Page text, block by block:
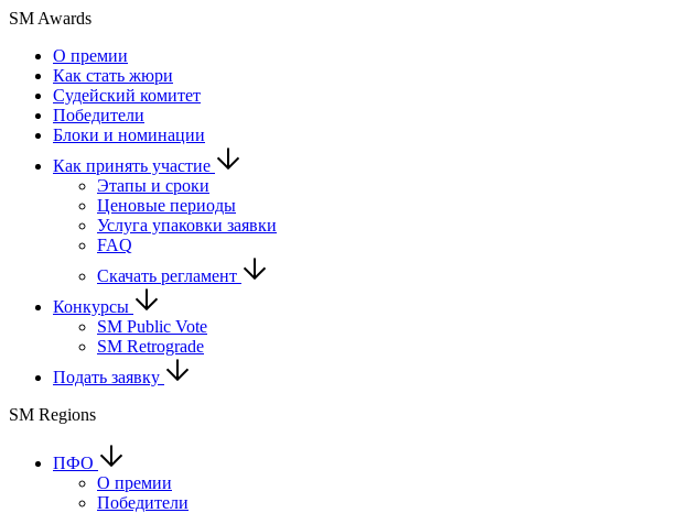
SM Awards
О премии
Как стать жюри
Судейский комитет
Победители
Блоки и номинации
Как принять участие
Этапы и сроки
Ценовые периоды
Услуга упаковки заявки
FAQ
Скачать регламент
Конкурсы
SM Public Vote
SM Retrograde
Подать заявку
SM Regions
ПФО
О премии
Победители